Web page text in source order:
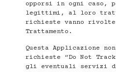
opporsi in ogni caso,
legittimi, al loro
richieste vanno
Trattamento.
Questa Applicazione
richieste “Do Not
gli eventuali servizi